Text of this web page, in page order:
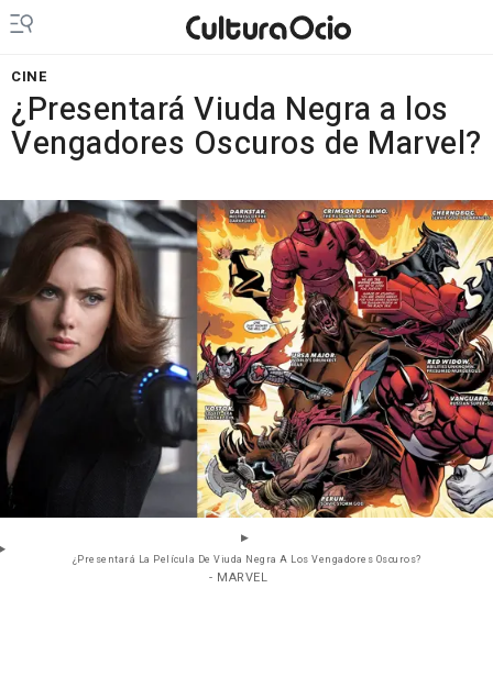
CINE
¿Presentará Viuda Negra a los
Vengadores Oscuros de Marvel?
¿Presentará La Película De Viuda Negra A Los Vengadores Oscuros?
- MARVEL